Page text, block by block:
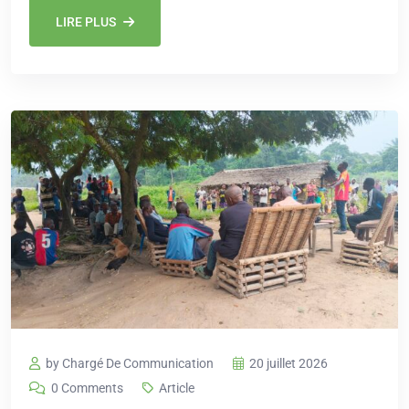
LIRE PLUS
by Chargé De Communication
20 juillet 2026
0 Comments
Article